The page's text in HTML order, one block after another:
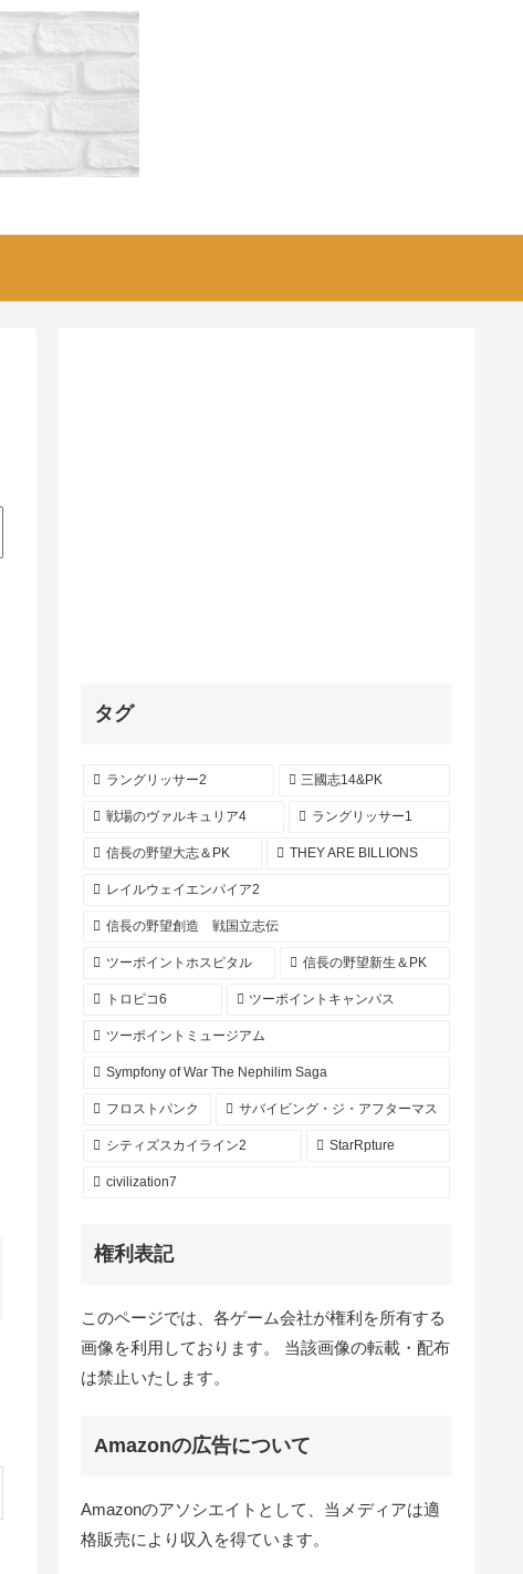
タグ
ラングリッサー2 三國志14&PK
戦場のヴァルキュリア4 ラングリッサー1
信長の野望大志＆PK THEY ARE BILLIONS
レイルウェイエンパイア2
信長の野望創造 戦国立志伝
ツーポイントホスピタル 信長の野望新生＆PK
トロピコ6 ツーポイントキャンパス
ツーポイントミュージアム
Sympfony of War The Nephilim Saga
フロストパンク サバイビング・ジ・アフターマス
シティズスカイライン2 StarRpture
civilization7
権利表記
このページでは、各ゲーム会社が権利を所有する
画像を利用しております。 当該画像の転載・配布
は禁止いたします。
Amazonの広告について
Amazonのアソシエイトとして、当メディアは適
格販売により収入を得ています。